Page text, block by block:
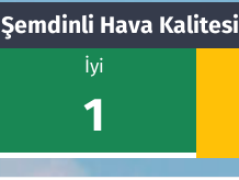
Şemdinli Hava Kalitesi
İyi
1